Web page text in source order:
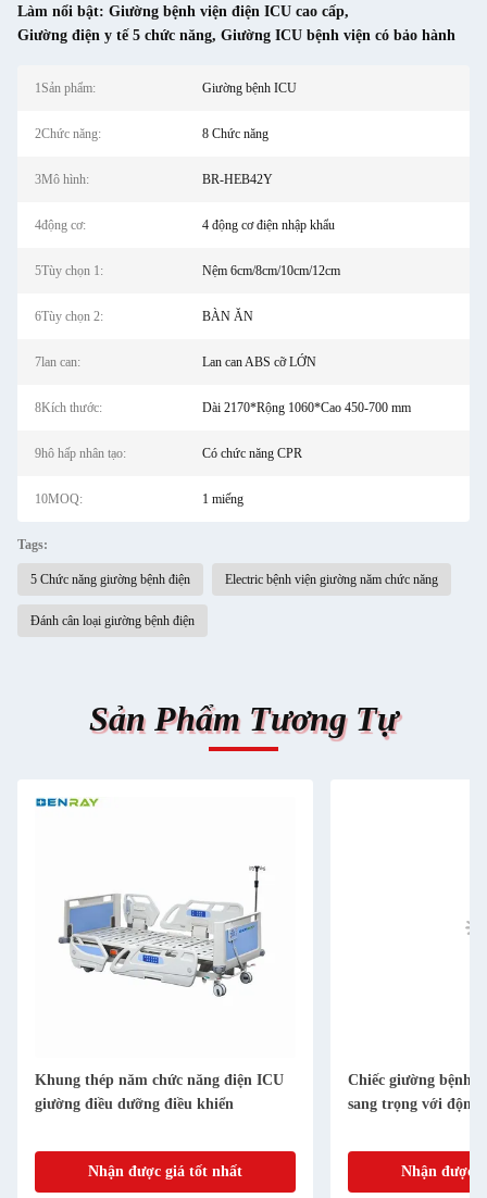
Làm nổi bật: Giường bệnh viện điện ICU cao cấp,
Giường điện y tế 5 chức năng, Giường ICU bệnh viện có bảo hành
1Sản phẩm: Giường bệnh ICU
2Chức năng: 8 Chức năng
3Mô hình: BR-HEB42Y
4động cơ: 4 động cơ điện nhập khẩu
5Tùy chọn 1: Nệm 6cm/8cm/10cm/12cm
6Tùy chọn 2: BÀN ĂN
7lan can: Lan can ABS cỡ LỚN
8Kích thước: Dài 2170*Rộng 1060*Cao 450-700 mm
9hô hấp nhân tạo: Có chức năng CPR
10MOQ: 1 miếng
Tags:
5 Chức năng giường bệnh điện Electric bệnh viện giường năm chức năng
Đánh cân loại giường bệnh điện
Sản Phẩm Tương Tự
Khung thép năm chức năng điện ICU
giường điều dưỡng điều khiển
Nhận được giá tốt nhất
Chiếc giường bệnh
sang trọng với động
Nhận được